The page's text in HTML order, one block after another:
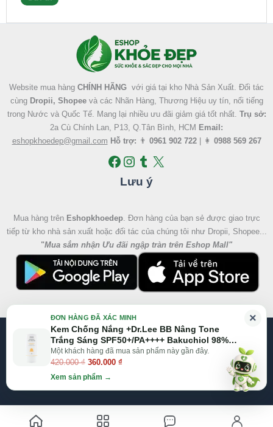
Website mua hàng CHÍNH HÃNG với giá tại kho Nhà Sản Xuất. Đối tác
cùng Dropii, Shopeevà các Nhãn Hàng, Thương Hiệu uy tín, nổi tiếng
trong Nước và Quốc Tế. Mang lại nhiều ưu đãi giảm giá tốt nhất. Trụ sở:
2a Cù Chính Lan, P13, Q.Tân Bình, HCM Email:
eshopkhoedep@gmail.com Hỗ trợ: 👨 0961 902 722| 👩 0988 569 267
Lưu ý
Mua hàng trên Eshopkhoedep. Đơn hàng của bạn sẻ được giao trực
tiếp từ kho nhà sản xuất hoặc đối tác của chúng tôi như Dropii, Shopee...
"Mua sắm nhận Ưu đãi ngập tràn trên Eshop Mall"
@2026 Eshop Khỏe Đẹp, All right reserved
Website:Eshop Mall Eshopkhoedep.com
×
ĐƠN HÀNG ĐÃ XÁC MINH
Kem Chống Nắng +Dr.Lee BB Nâng Tone
Trắng Sáng SPF50+/PA++++ Bakuchiol 98%
(50g)
Một khách hàng đã mua sản phẩm này gần đây.
420.000₫
gốc
là:
420.000 ₫.
360.000 ₫
hiện
tại
là:
Xem sản phẩm →